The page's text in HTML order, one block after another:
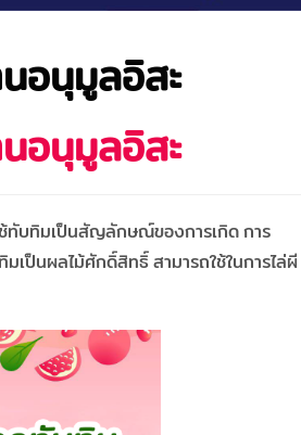
อนุมูลอิสะ
อนุมูลอิสะ
ทับทิมเป็นสัญลักษณ์ของการเกิด การ
เป็นผลไม้ศักดิ์สิทธิ์ สามารถใช้ในการไล่ผี